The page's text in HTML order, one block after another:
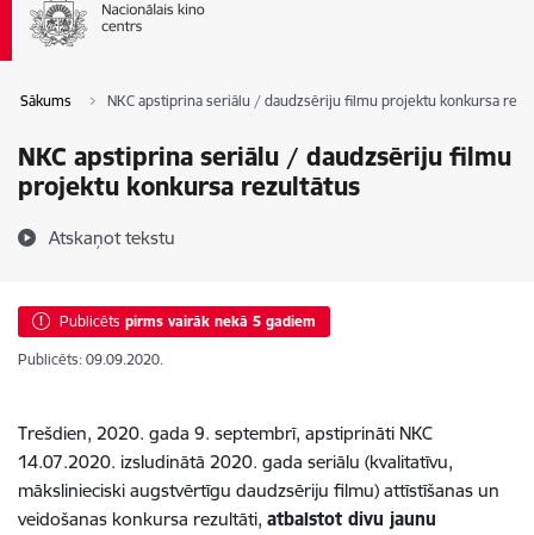
Sākums NKC apstiprina seriālu / daudzsēriju filmu projektu konkursa
NKC apstiprina seriālu / daudzsēriju filmu
projektu konkursa rezultātus
Atskaņot tekstu
Publicēts pirms vairāk nekā 5 gadiem
Publicēts: 09.09.2020.
Trešdien, 2020. gada 9. septembrī, apstiprināti NKC
14.07.2020. izsludinātā 2020. gada seriālu (kvalitatīvu,
mākslinieciski augstvērtīgu daudzsēriju filmu) attīstīšanas un
veidošanas konkursa rezultāti, atbalstot divu jaunu